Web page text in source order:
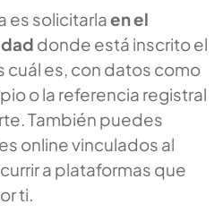
es solicitarlaen el
donde está inscrito el
cuál es, con datos como
o la referencia registral
También puedes
online vinculados al
a plataformas que
ti.